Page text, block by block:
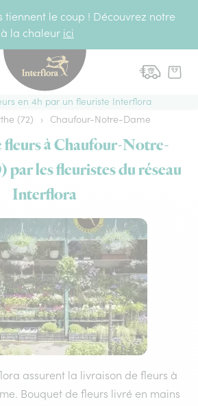
tiennent le coup ! Découvrez notre
la chaleur ici
en 4h par un fleuriste Interflora
(72) › Chaufour-Notre-Dame
à Chaufour-Notre-
les fleuristes du réseau
Interflora
assurent la livraison de fleurs à
Bouquet de fleurs livré en mains